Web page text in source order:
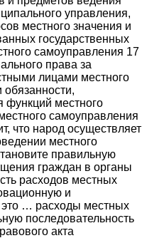
управления,
местного значения и
государственных
самоуправления 17
права за
лицами местного
функций местного
самоуправления
что народ осуществляет
местного
правильную
граждан в органы
расходов местных
и
это … расходы местных
последовательность
акта